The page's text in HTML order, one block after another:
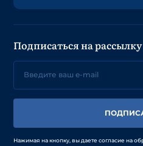
Подписаться на рассылку
Нажимая на кнопку, вы даете согласие на